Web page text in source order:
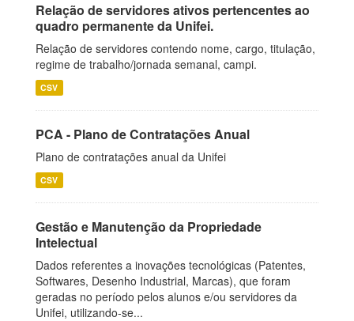
Relação de servidores ativos pertencentes ao
quadro permanente da Unifei.
Relação de servidores contendo nome, cargo, titulação,
regime de trabalho/jornada semanal, campi.
CSV
PCA - Plano de Contratações Anual
Plano de contratações anual da Unifei
CSV
Gestão e Manutenção da Propriedade
Intelectual
Dados referentes a inovações tecnológicas (Patentes,
Softwares, Desenho Industrial, Marcas), que foram
geradas no período pelos alunos e/ou servidores da
Unifei, utilizando-se...